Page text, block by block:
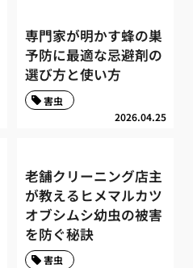
専門家が明かす蜂の巣
予防に最適な忌避剤の
選び方と使い方
2026.04.25
害虫
老舗クリーニング店主
が教えるヒメマルカツ
オブシムシ幼虫の被害
を防ぐ秘訣
害虫